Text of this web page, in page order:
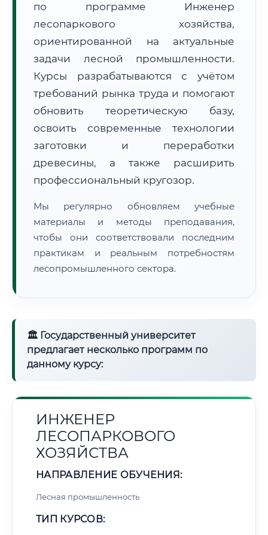
🗺️ Зона обслуживания: г. Череповец
Расчет логистики оригиналов:
• Маршрут транзита:
~2 705 км
• Экспресс-доставка СДЭК / Почтой: 4–6 рабочих дней
🔍 Нажмите на документ для увеличения и просмотра
по программе Инженер
лесопаркового хозяйства,
ориентированной на актуальные
задачи лесной промышленности.
Курсы разрабатываются с учётом
требований рынка труда и помогают
обновить теоретическую базу,
освоить современные технологии
заготовки и переработки
древесины, а также расширить
профессиональный кругозор.
Мы регулярно обновляем учебные
материалы и методы преподавания,
чтобы они соответствовали последним
практикам и реальным потребностям
лесопромышленного сектора.
🏛 Государственный университет
предлагает несколько программ по
данному курсу:
ИНЖЕНЕР
ЛЕСОПАРКОВОГО
ХОЗЯЙСТВА
НАПРАВЛЕНИЕ ОБУЧЕНИЯ:
Лесная промышленность
ТИП КУРСОВ: